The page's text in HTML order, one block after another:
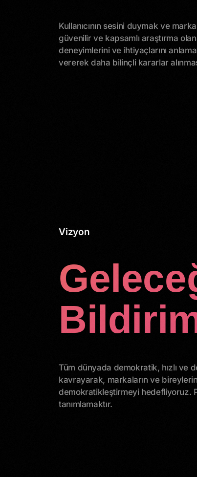
Kullanıcının sesini duymak ve
güvenilir ve kapsamlı araştırma
deneyimlerini ve ihtiyaçlarını
vererek daha bilinçli kararlar
Vizyon
Tüm dünyada demokratik, hızlı ve
kavrayarak, markaların ve
demokratikleştirmeyi hedefliyoruz.
tanımlamaktır.